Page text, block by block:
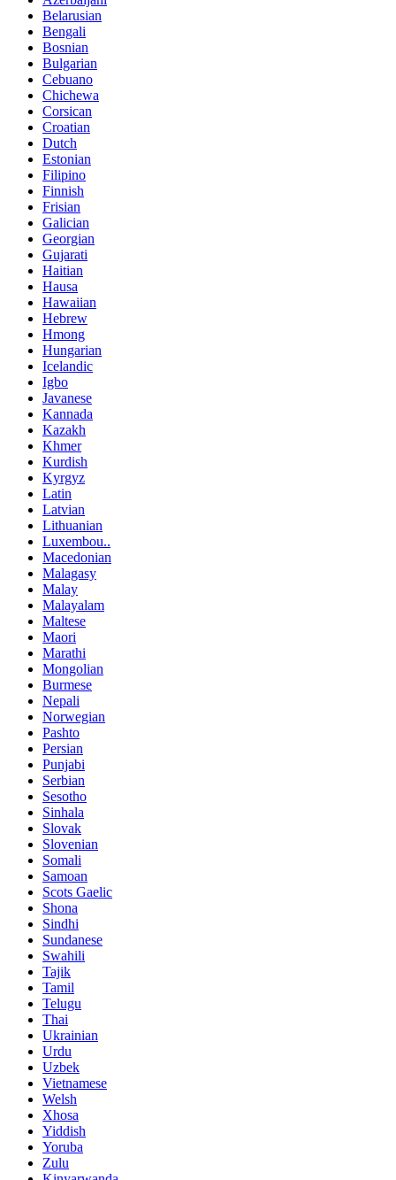
Belarusian
Bengali
Bosnian
Bulgarian
Cebuano
Chichewa
Corsican
Croatian
Dutch
Estonian
Filipino
Finnish
Frisian
Galician
Georgian
Gujarati
Haitian
Hausa
Hawaiian
Hebrew
Hmong
Hungarian
Icelandic
Igbo
Javanese
Kannada
Kazakh
Khmer
Kurdish
Kyrgyz
Latin
Latvian
Lithuanian
Luxembou..
Macedonian
Malagasy
Malay
Malayalam
Maltese
Maori
Marathi
Mongolian
Burmese
Nepali
Norwegian
Pashto
Persian
Punjabi
Serbian
Sesotho
Sinhala
Slovak
Slovenian
Somali
Samoan
Scots Gaelic
Shona
Sindhi
Sundanese
Swahili
Tajik
Tamil
Telugu
Thai
Ukrainian
Urdu
Uzbek
Vietnamese
Welsh
Xhosa
Yiddish
Yoruba
Zulu